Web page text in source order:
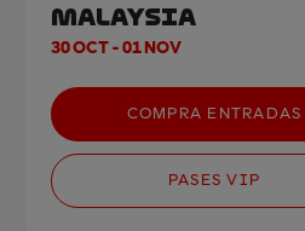
MALAYSIA
30 OCT - 01 NOV
COMPRA ENTRADAS
PASES VIP